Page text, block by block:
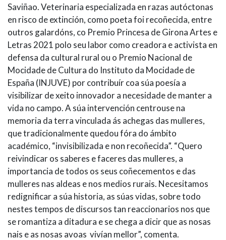
Saviñao. Veterinaria especializada en razas autóctonas
en risco de extinción, como poeta foi recoñecida, entre
outros galardóns, co Premio Princesa de Girona Artes e
Letras 2021 polo seu labor como creadora e activista en
defensa da cultural rural ou o Premio Nacional de
Mocidade de Cultura do Instituto da Mocidade de
España (INJUVE) por contribuír coa súa poesía a
visibilizar de xeito innovador a necesidade de manter a
vida no campo. A súa intervención centrouse na
memoria da terra vinculada ás achegas das mulleres,
que tradicionalmente quedou fóra do ámbito
académico, “invisibilizada e non recoñecida”. “Quero
reivindicar os saberes e faceres das mulleres, a
importancia de todos os seus coñecementos e das
mulleres nas aldeas e nos medios rurais. Necesitamos
redignificar a súa historia, as súas vidas, sobre todo
nestes tempos de discursos tan reaccionarios nos que
se romantiza a ditadura e se chega a dicir que as nosas
nais e as nosas avoas vivían mellor”, comenta.